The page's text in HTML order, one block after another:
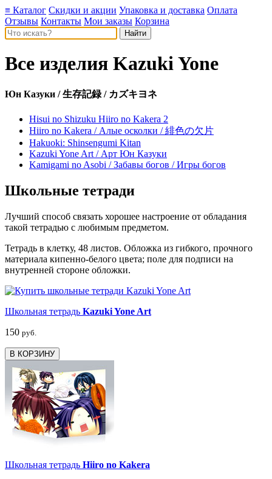
≡ Каталог Скидки и акции Упаковка и доставка Оплата
Отзывы Контакты Мои заказы Корзина
Все изделия Kazuki Yone
Юн Казуки / 生存記録 / カズキヨネ
Hisui no Shizuku Hiiro no Kakera 2
Hiiro no Kakera / Алые осколки / 緋色の欠片
Hakuoki: Shinsengumi Kitan
Kazuki Yone Art / Арт Юн Казуки
Kamigami no Asobi / Забавы богов / Игры богов
Школьные тетради
Лучший способ связать хорошее настроение от обладания
такой тетрадью c любимым предметом.
Тетрадь в клетку, 48 листов. Обложка из гибкого, прочного
материала кипенно-белого цвета; поле для подписи на
внутренней стороне обложки.
Школьная тетрадь Kazuki Yone Art
150 руб.
В КОРЗИНУ
Школьная тетрадь Hiiro no Kakera